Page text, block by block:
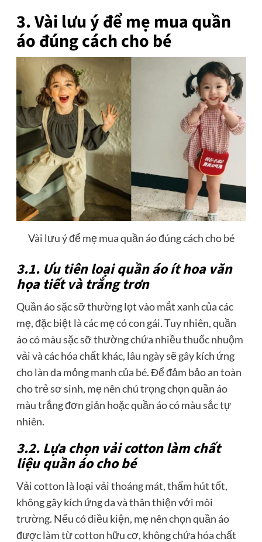
3. Vài lưu ý để mẹ mua quần
áo đúng cách cho bé
Vài lưu ý để mẹ mua quần áo đúng cách cho bé
3.1. Ưu tiên loại quần áo ít hoa văn
họa tiết và trắng trơn
Quần áo sặc sỡ thường lọt vào mắt xanh của các
mẹ, đặc biệt là các mẹ có con gái. Tuy nhiên, quần
áo có màu sặc sỡ thường chứa nhiều thuốc nhuộm
vải và các hóa chất khác, lâu ngày sẽ gây kích ứng
cho làn da mỏng manh của bé. Để đảm bảo an toàn
cho trẻ sơ sinh, mẹ nên chú trọng chọn quần áo
màu trắng đơn giản hoặc quần áo có màu sắc tự
nhiên.
3.2. Lựa chọn vải cotton làm chất
liệu quần áo cho bé
Vải cotton là loại vải thoáng mát, thấm hút tốt,
không gây kích ứng da và thân thiện với môi
trường. Nếu có điều kiện, mẹ nên chọn quần áo
được làm từ cotton hữu cơ, không chứa hóa chất